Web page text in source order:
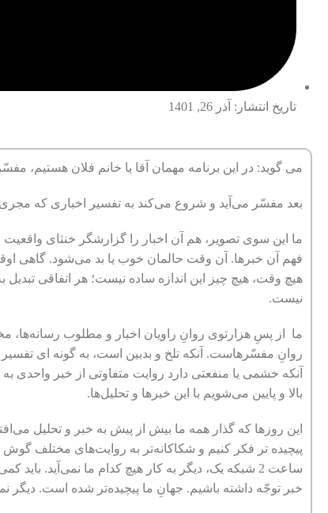
تاریخ انتشار: آذر 26, 1401
می گوید: در این برنامه مهمان آقا یا خانم فلان هستیم،
بعد مفسّر می‌آید و شروع می‌کند به تفسیر اخباری که
ما این سوی تصویر، هم آن اخبار را گزارشگر خنثای
فهم آن خبرها. آن وقت حالمان خوب یا بد می‌شود. گاهی
هیچ وقت، هیچ چیز این اندازه ساده نیست؛ هر اتفاقی
نیست.
ما از پسِ هزارتوی روانِ راویان اخبار و مطلوب
روانِ مفسّرهاست. آنکه تلخ و بدبین است، به گونه ای
آنکه خشمی یا منفعتی دارد روایت متفاوتی از خبر واحدی
بالا و پایین می‌شویم با این خبرها و تحلیل‌ها.
این روزها که گذار همه ما بیش از پیش به خبر و تحلیل
پیچیده تر فکر کنیم و شکاکانه‌تر به روایت‌های مختلف
ساعت 2 شبکه یک، دیگر به کار هیچ کدام ما نمی‌آید.
خبر توجّه داشته باشیم. جهانِ ما پیچیده‌تر شده است.